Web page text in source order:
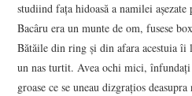
studiind fața hidoasă a namilei
Bacâru era un munte de om, fusese
Bătăile din ring și din afara acestuia îi
un nas turtit. Avea ochi mici,
groase ce se uneau dizgrațios